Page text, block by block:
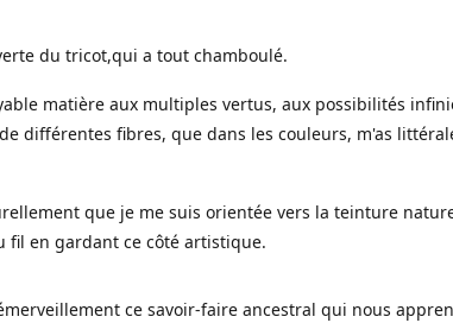
du tricot,qui a tout chamboulé.
matière aux multiples vertus, aux possibilités
différentes fibres, que dans les couleurs, m'as
que je me suis orientée vers la teinture
fil en gardant ce côté artistique.
ce savoir-faire ancestral qui nous